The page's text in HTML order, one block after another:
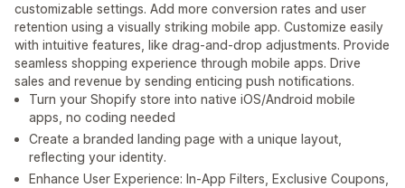
customizable settings. Add more conversion rates and user
retention using a visually striking mobile app. Customize easily
with intuitive features, like drag-and-drop adjustments. Provide
seamless shopping experience through mobile apps. Drive
sales and revenue by sending enticing push notifications.
Turn your Shopify store into native iOS/Android mobile
apps, no coding needed
Create a branded landing page with a unique layout,
reflecting your identity.
Enhance User Experience: In-App Filters, Exclusive Coupons,